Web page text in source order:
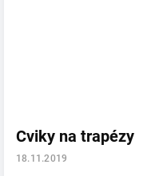
Cviky na trapézy
18.11.2019